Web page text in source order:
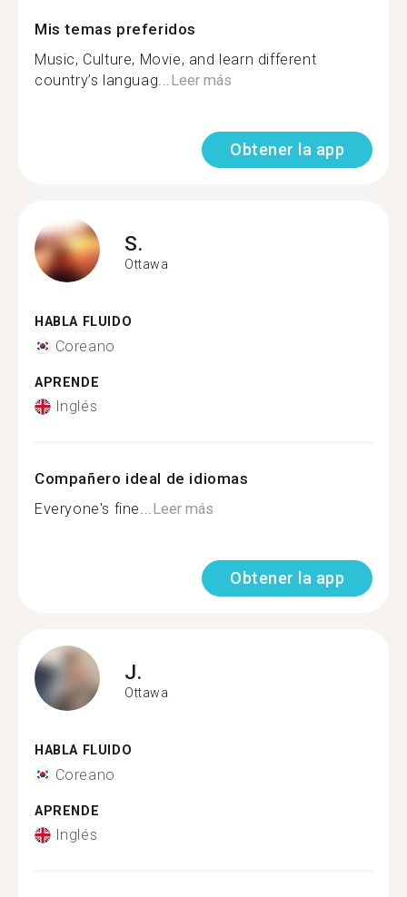
Mis temas preferidos
Music, Culture, Movie, and learn different
country’s languag...Leer más
Obtener la app
S.
Ottawa
HABLA FLUIDO
Coreano
APRENDE
Inglés
Compañero ideal de idiomas
Everyone's fine...Leer más
Obtener la app
J.
Ottawa
HABLA FLUIDO
Coreano
APRENDE
Inglés